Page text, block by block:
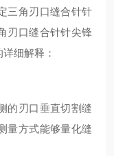
三角刃口缝合针针
刃口缝合针针尖锋
细解释：
的刃口垂直切割缝
量方式能够量化缝